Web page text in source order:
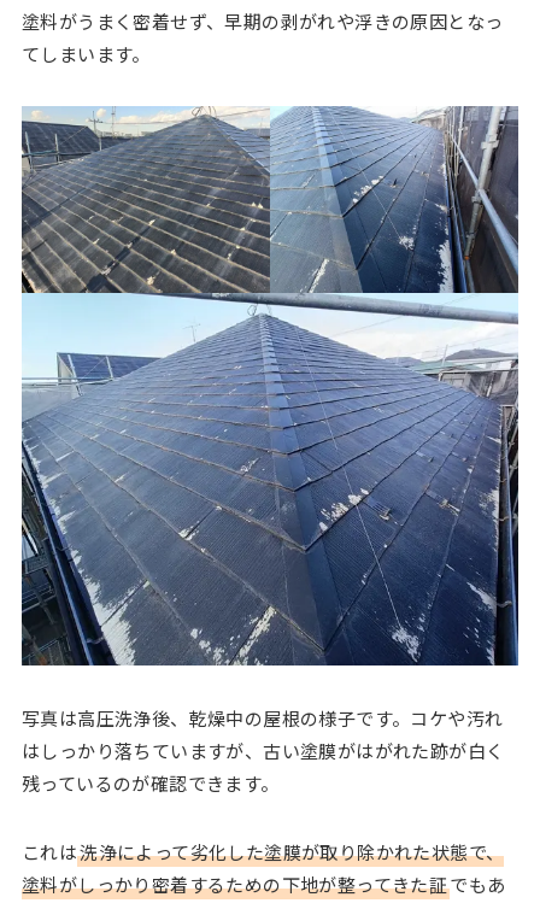
塗料がうまく密着せず、早期の剥がれや浮きの原因となっ
てしまいます。
写真は高圧洗浄後、乾燥中の屋根の様子です。コケや汚れ
はしっかり落ちていますが、古い塗膜がはがれた跡が白く
残っているのが確認できます。
これは洗浄によって劣化した塗膜が取り除かれた状態で、
塗料がしっかり密着するための下地が整ってきた証でもあ